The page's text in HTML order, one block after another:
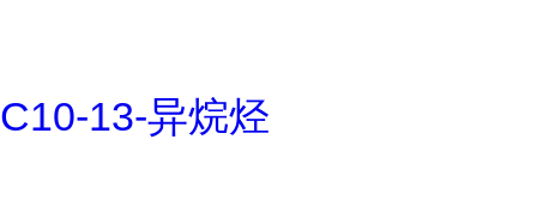
C10-13-异烷烃